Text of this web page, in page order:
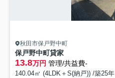
秋田市保戸野中町
保戸野中町貸家
13.8万円 管理/共益費-
140.04㎡ (4LDK＋S(納戸)) /築25